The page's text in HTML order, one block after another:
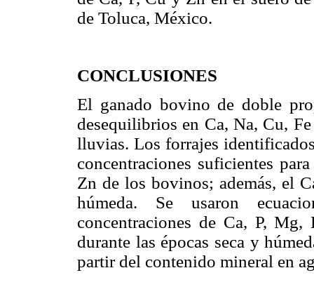
de Toluca, México.
CONCLUSIONES
El ganado bovino de doble
desequilibrios en Ca, Na, Cu,
lluvias. Los forrajes
concentraciones suficientes
Zn de los bovinos; además, el
húmeda. Se usaron
concentraciones de Ca, P,
durante las épocas seca y
partir del contenido mineral en